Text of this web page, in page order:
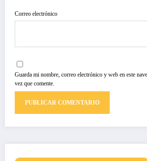
Correo electrónico
Guarda mi nombre, correo electrónico y web en este
vez que comente.